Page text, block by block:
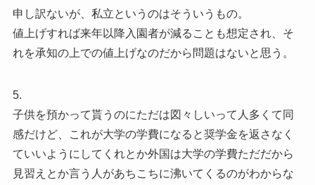
申し訳ないが、私立というのはそういうもの。
値上げすれば来年以降入園者が減ることも想定され、そ
れを承知の上での値上げなのだから問題はないと思う。
5.
子供を預かって貰うのにただは図々しいって人多くて同
感だけど、これが大学の学費になると奨学金を返さなく
ていいようにしてくれとか外国は大学の学費ただだから
見習えとか言う人があちこちに沸いてくるのがわからな